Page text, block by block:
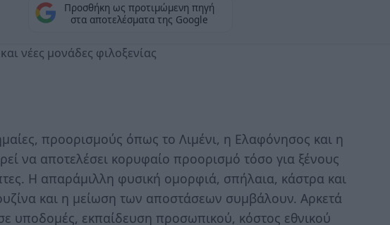
Προσθήκη ως προτιμώμενη πηγή
στα αποτελέσματα της Google
νέες μονάδες φιλοξενίας
προορισμούς όπως το Λιμένι, η Ελαφόνησος και η
να αποτελέσει κορυφαίο προορισμό τόσο για ξένους
Η απαράμιλλη φυσική ομορφιά, σπήλαια, κάστρα και
και η μείωση των αποστάσεων συμβάλουν. Αρκετά
υποδομές, εκπαίδευση προσωπικού, κόστος εθνικού